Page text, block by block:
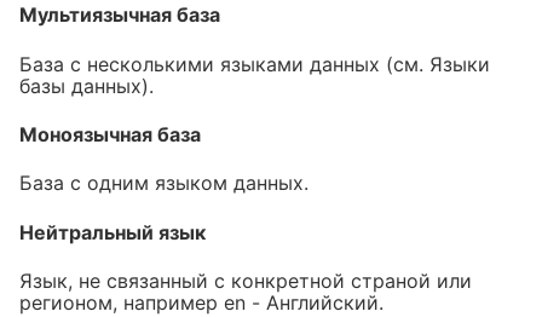
Мультиязычная база
База с несколькими языками данных (см. Языки
базы данных).
Моноязычная база
База с одним языком данных.
Нейтральный язык
Язык, не связанный с конкретной страной или
регионом, например en - Английский.